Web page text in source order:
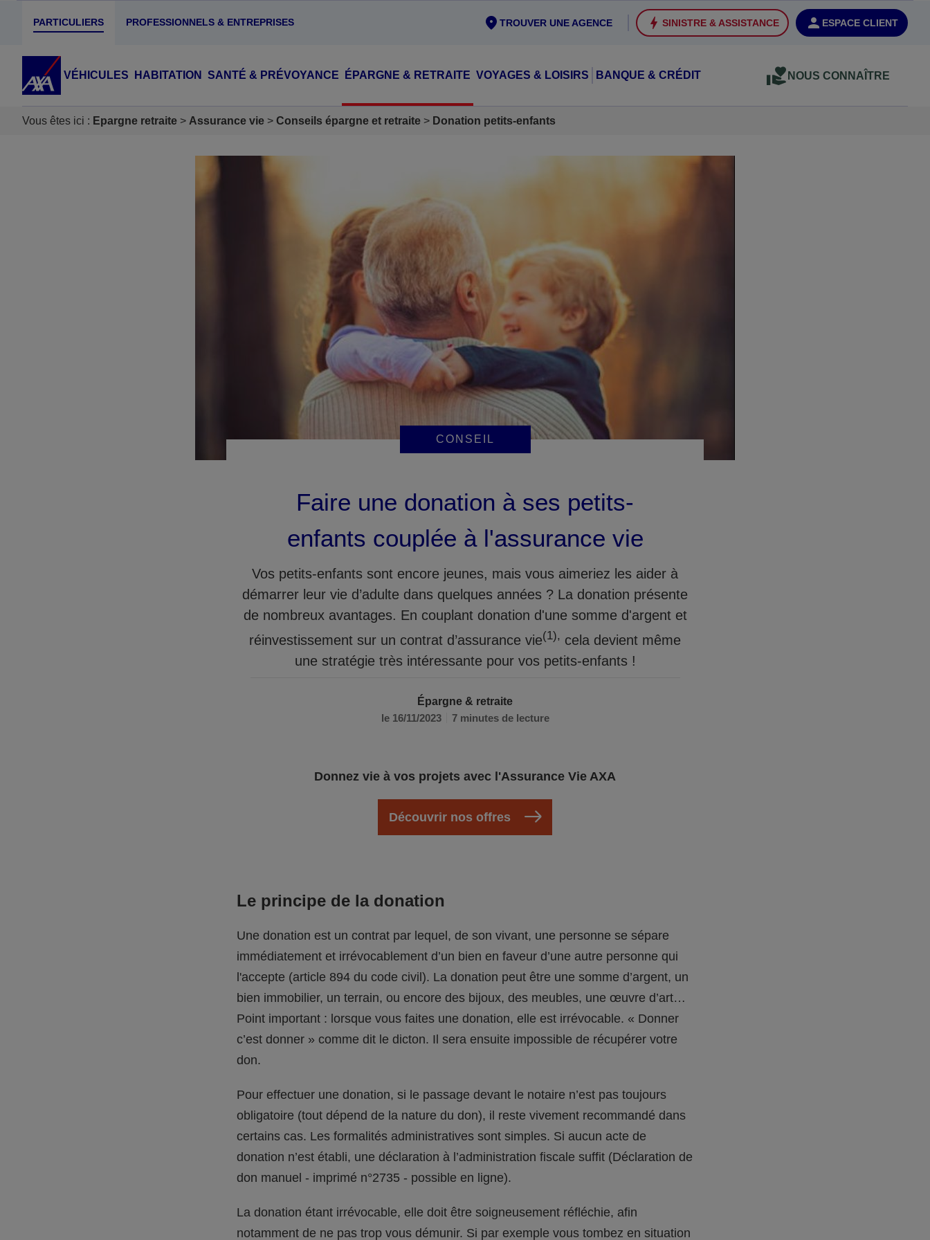
PARTICULIERS PROFESSIONNELS & ENTREPRISES ESPACE CLIENT
SINISTRE & ASSISTANCE
TROUVER UNE AGENCE
VÉHICULES HABITATION SANTÉ & PRÉVOYANCE ÉPARGNE & RETRAITE VOYAGES & LOISIRS BANQUE & CRÉDIT NOUS CONNAÎTRE
Vous êtes ici : Epargne retraite Assurance vie Conseils épargne et retraite Donation petits-enfants
CONSEIL
Épargne & retraite
le 16/11/2023
7 minutes de lecture
Faire une donation à ses petits-
enfants couplée à l'assurance vie
Vos petits-enfants sont encore jeunes, mais vous aimeriez les aider à
démarrer leur vie d’adulte dans quelques années ? La donation présente
de nombreux avantages. En couplant donation d'une somme d'argent et
réinvestissement sur un contrat d’assurance vie(1), cela devient même
une stratégie très intéressante pour vos petits-enfants !
Donnez vie à vos projets avec l'Assurance Vie AXA
Découvrir nos offres
Le principe de la donation
Une donation est un contrat par lequel, de son vivant, une personne se sépare
immédiatement et irrévocablement d’un bien en faveur d’une autre personne qui
l'accepte (article 894 du code civil). La donation peut être une somme d’argent, un
bien immobilier, un terrain, ou encore des bijoux, des meubles, une œuvre d’art…
Point important : lorsque vous faites une donation, elle est irrévocable. « Donner
c’est donner » comme dit le dicton. Il sera ensuite impossible de récupérer votre
don.
Pour effectuer une donation, si le passage devant le notaire n’est pas toujours
obligatoire (tout dépend de la nature du don), il reste vivement recommandé dans
certains cas. Les formalités administratives sont simples. Si aucun acte de
donation n’est établi, une déclaration à l’administration fiscale suffit (Déclaration de
don manuel - imprimé n°2735 - possible en ligne).
La donation étant irrévocable, elle doit être soigneusement réfléchie, afin
notamment de ne pas trop vous démunir. Si par exemple vous tombez en situation